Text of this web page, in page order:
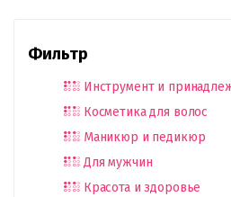
Фильтр
Инструмент и
Косметика для волос
Маникюр и педикюр
Для мужчин
Красота и здоровье